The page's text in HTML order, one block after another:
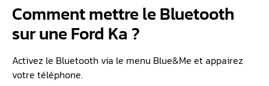
Comment mettre le Bluetooth
sur une Ford Ka ?
Activez le Bluetooth via le menu Blue&Me et appairez
votre téléphone.